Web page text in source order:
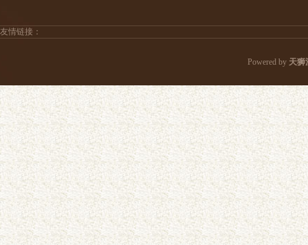
友情链接：
Powered by 天狮